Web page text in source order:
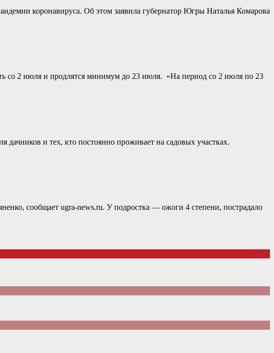
коронавируса. Об этом заявила губернатор Югры Наталья Комарова
со 2 июля и продлятся минимум до 23 июля. «На период со 2 июля по 23
и тех, кто постоянно проживает на садовых участках.
сообщает ugra-news.ru. У подростка — ожоги 4 степени, пострадало